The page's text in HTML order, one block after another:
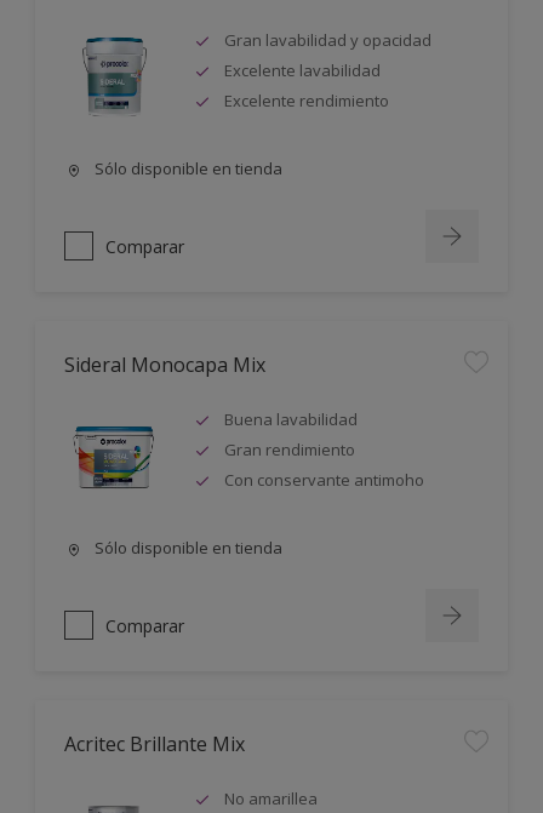
Gran lavabilidad y opacidad
Excelente lavabilidad
Excelente rendimiento
Sólo disponible en tienda
Comparar
Sideral Monocapa Mix
Buena lavabilidad
Gran rendimiento
Con conservante antimoho
Sólo disponible en tienda
Comparar
Acritec Brillante Mix
No amarillea